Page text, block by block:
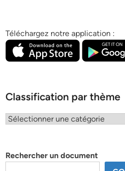
Téléchargez notre application :
Classification par thème
Classification
Rechercher un document